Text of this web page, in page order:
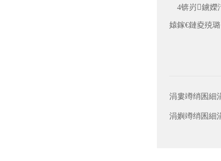
4锛岃鐪嬫
媴鎵€鏈夌殑
涓婁竴绡囷細
涓嬩竴绡囷細